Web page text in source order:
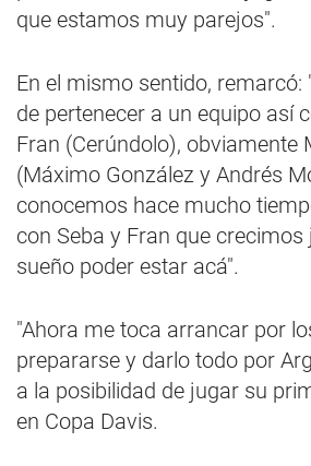
que estamos muy parejos".
En el mismo sentido, remarcó:
de pertenecer a un equipo así
Fran (Cerúndolo), obviamente
(Máximo González y Andrés
conocemos hace mucho
con Seba y Fran que crecimos
sueño poder estar acá".
"Ahora me toca arrancar por
prepararse y darlo todo por
a la posibilidad de jugar su
en Copa Davis.